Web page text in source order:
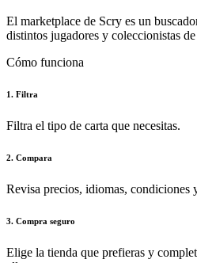
El marketplace de Scry es un
distintos jugadores y coleccionistas
Cómo funciona
1. Filtra
Filtra el tipo de carta que necesitas.
2. Compara
Revisa precios, idiomas, condiciones
3. Compra seguro
Elige la tienda que prefieras y